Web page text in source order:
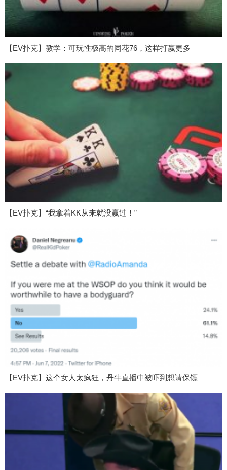
【EV扑克】教学：可玩性极高的同花76，这样打赢更多
【EV扑克】“我拿着KK从来就没赢过！”
【EV扑克】这个女人太疯狂，丹牛直播中被吓到想请保镖